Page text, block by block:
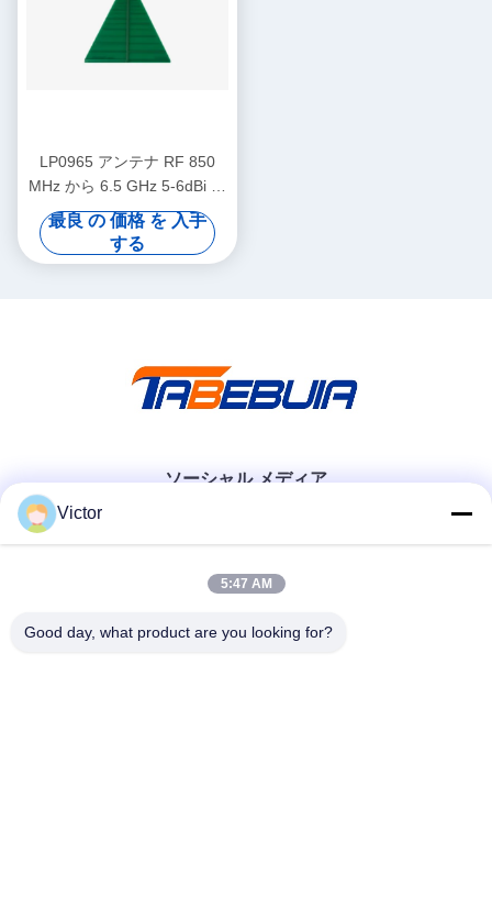
LP0965 アンテナ RF 850
MHz から 6.5 GHz 5-6dBi 増
幅 LP0965 ログ 周期 PCB 方
向アンテナ
最良 の 価格 を 入手
する
ソーシャル メディア
迅速な連絡
Victor
5:47 AM
Good day, what product are you looking for?